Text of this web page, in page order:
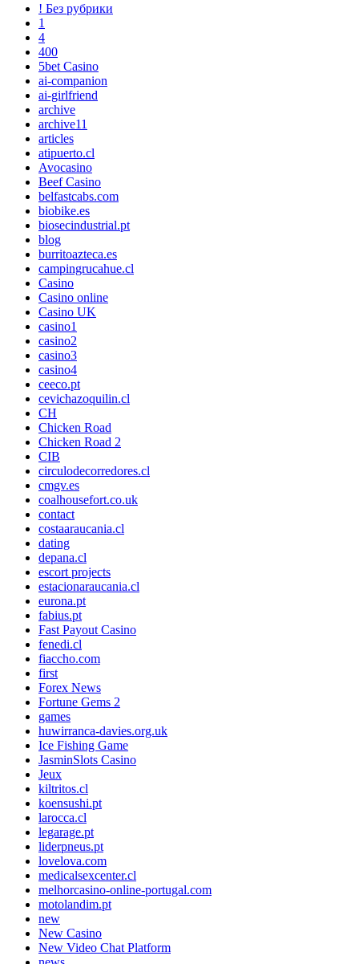
! Без рубрики
1
4
400
5bet Casino
ai-companion
ai-girlfriend
archive
archive11
articles
atipuerto.cl
Avocasino
Beef Casino
belfastcabs.com
biobike.es
biosecindustrial.pt
blog
burritoazteca.es
campingrucahue.cl
Casino
Casino online
Casino UK
casino1
casino2
casino3
casino4
ceeco.pt
cevichazoquilin.cl
CH
Chicken Road
Chicken Road 2
CIB
circulodecorredores.cl
cmgv.es
coalhousefort.co.uk
contact
costaaraucania.cl
dating
depana.cl
escort projects
estacionaraucania.cl
eurona.pt
fabius.pt
Fast Payout Casino
fenedi.cl
fiaccho.com
first
Forex News
Fortune Gems 2
games
huwirranca-davies.org.uk
Ice Fishing Game
JasminSlots Casino
Jeux
kiltritos.cl
koensushi.pt
larocca.cl
legarage.pt
liderpneus.pt
lovelova.com
medicalsexcenter.cl
melhorcasino-online-portugal.com
motolandim.pt
new
New Casino
New Video Chat Platform